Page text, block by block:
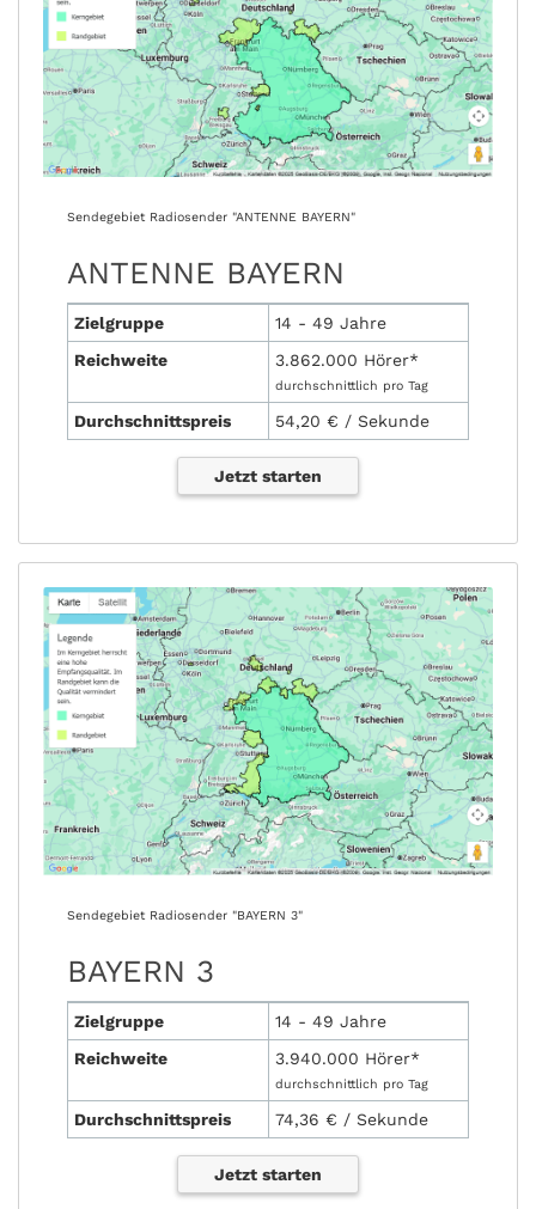
Sendegebiet Radiosender "ANTENNE BAYERN"
ANTENNE BAYERN
Zielgruppe
14 - 49 Jahre
Reichweite
3.862.000 Hörer*
durchschnittlich pro Tag
Durchschnittspreis 54,20 € / Sekunde
Jetzt starten
Sendegebiet Radiosender "BAYERN 3"
BAYERN 3
Zielgruppe
14 - 49 Jahre
Reichweite
3.940.000 Hörer*
durchschnittlich pro Tag
Durchschnittspreis 74,36 € / Sekunde
Jetzt starten